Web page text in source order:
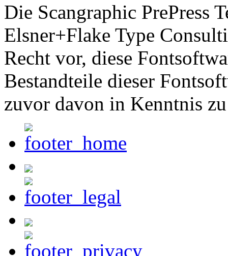
Die Scangraphic PrePress
Elsner+Flake Type
Recht vor, diese
Bestandteile dieser
zuvor davon in Kenntnis zu